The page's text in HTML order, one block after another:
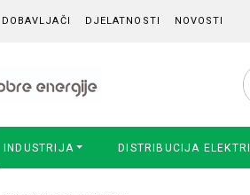
DOBAVLJAČI DJELATNOSTI NOVOSTI
INDUSTRIJA DISTRIBUCIJA